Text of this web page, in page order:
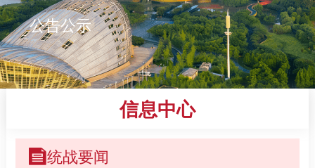
公告公示
信息中心
统战要闻